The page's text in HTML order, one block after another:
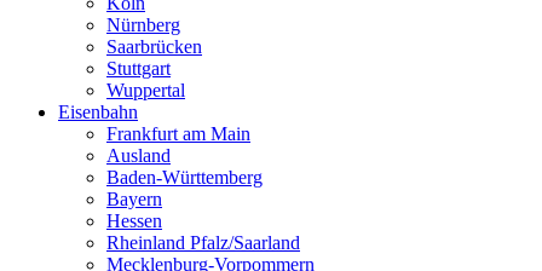
Nürnberg
Saarbrücken
Stuttgart
Wuppertal
Eisenbahn
Frankfurt am Main
Ausland
Baden-Württemberg
Bayern
Hessen
Rheinland Pfalz/Saarland
Mecklenburg-Vorpommern